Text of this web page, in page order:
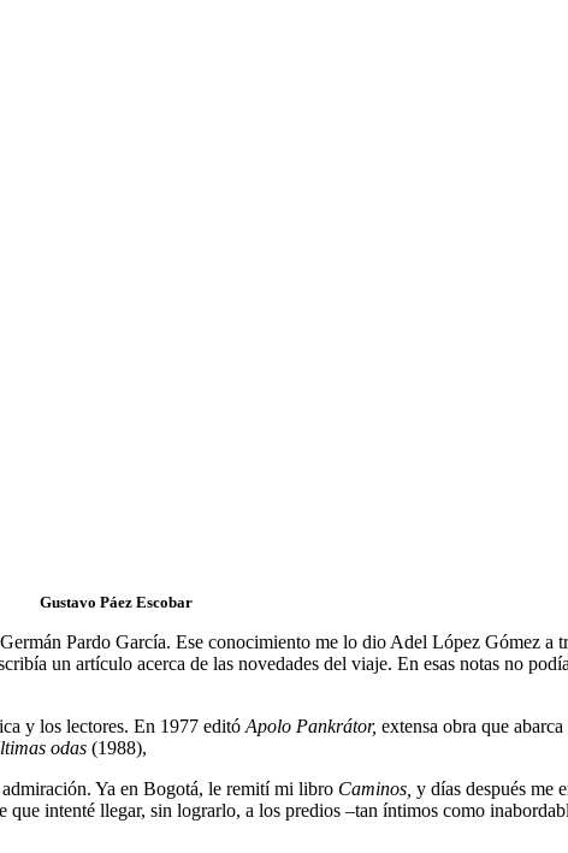
Gustavo Páez Escobar
Pardo García. Ese conocimiento me lo dio Adel López Gómez a
un artículo acerca de las novedades del viaje. En esas notas no
y los lectores. En 1977 editó Apolo Pankrátor, extensa obra que
odas (1988),
Ya en Bogotá, le remití mi libro Caminos, y días después me
que intenté llegar, sin lograrlo, a los predios –tan íntimos como